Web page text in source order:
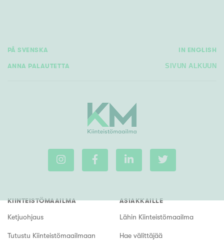
PÅ SVENSKA IN ENGLISH
ANNA PALAUTETTA SIVUN ALKUUN
KIINTEISTÖMAAILMA
Ketjuohjaus
Tutustu Kiinteistömaailmaan
ASIAKKAILLE
Lähin Kiinteistömaailma
Hae välittäjää